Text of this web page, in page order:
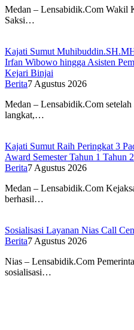
Medan – Lensabidik.Com Wakil
Saksi…
Kajati Sumut
Irfan Wibowo hingga Asisten
Kejari Binjai
Berita7 Agustus 2026
Medan – Lensabidik.Com
langkat,…
Kajati Sumut Raih Peringkat 3
Award Semester Tahun 1 Tahun
Berita7 Agustus 2026
Medan – Lensabidik.Com
berhasil…
Sosialisasi Layanan Nias Call
Berita7 Agustus 2026
Nias – Lensabidik.Com
sosialisasi…